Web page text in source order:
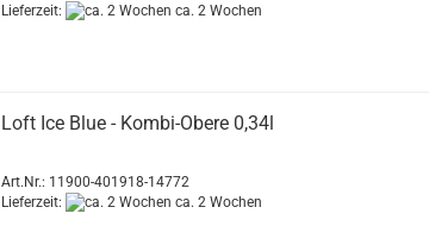
Lieferzeit:
ca. 2 Wochen
Loft Ice Blue - Kombi-Obere 0,34l
Art.Nr.: 11900-401918-14772
Lieferzeit:
ca. 2 Wochen